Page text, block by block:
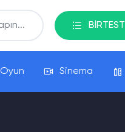
BİRTEST
Oyun Sinema